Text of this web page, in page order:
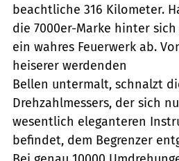
beachtliche 316 Kilometer.
die 7000er-Marke hinter
ein wahres Feuerwerk ab.
heiserer werdenden
Bellen untermalt, schnalzt
Drehzahlmessers, der sich
wesentlich eleganteren
befindet, dem Begrenzer